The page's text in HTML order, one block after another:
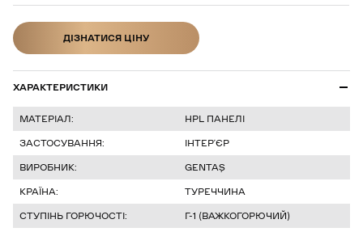
ДІЗНАТИСЯ ЦІНУ
ХАРАКТЕРИСТИКИ
МАТЕРІАЛ:
HPL ПАНЕЛІ
ЗАСТОСУВАННЯ:
ІНТЕР’ЄР
ВИРОБНИК:
GENTAŞ
КРАЇНА:
ТУРЕЧЧИНА
СТУПІНЬ ГОРЮЧОСТІ:
Г-1 (ВАЖКОГОРЮЧИЙ)